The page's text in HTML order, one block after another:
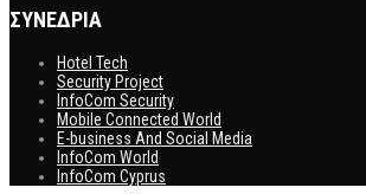
ΣΥΝΕΔΡΙΑ
Hotel Tech
Security Project
InfoCom Security
Mobile Connected World
E-business And Social Media
InfoCom World
InfoCom Cyprus